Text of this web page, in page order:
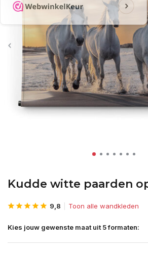
Kudde witte paarden
9,8 Toon alle wandkleden
Kies jouw gewenste maat uit 5 formaten: